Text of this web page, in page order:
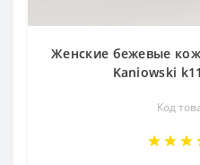
Женские бежевые
Kaniowski
Код